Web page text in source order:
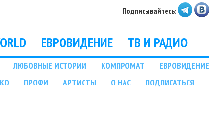
Подписывайтесь:
ЕВРОВИДЕНИЕ ТВ И РАДИО
ЛЮБОВНЫЕ ИСТОРИИ КОМПРОМАТ ЕВРОВИДЕНИЕ
ПРОФИ АРТИСТЫ О НАС ПОДПИСАТЬСЯ